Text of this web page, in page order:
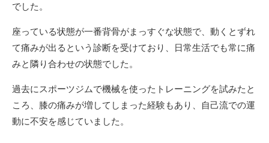
でした。
座っている状態が一番背骨がまっすぐな状態で、動くとずれ
て痛みが出るという診断を受けており、日常生活でも常に痛
みと隣り合わせの状態でした。
過去にスポーツジムで機械を使ったトレーニングを試みたと
ころ、膝の痛みが増してしまった経験もあり、自己流での運
動に不安を感じていました。